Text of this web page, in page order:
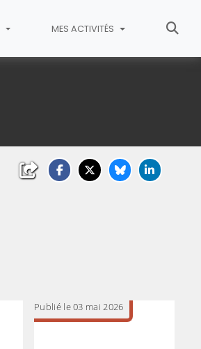
MES ACTIVITÉS
Publié le 03 mai 2026